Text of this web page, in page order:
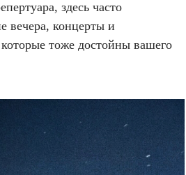
здесь часто
вечера, концерты и
тоже достойны вашего